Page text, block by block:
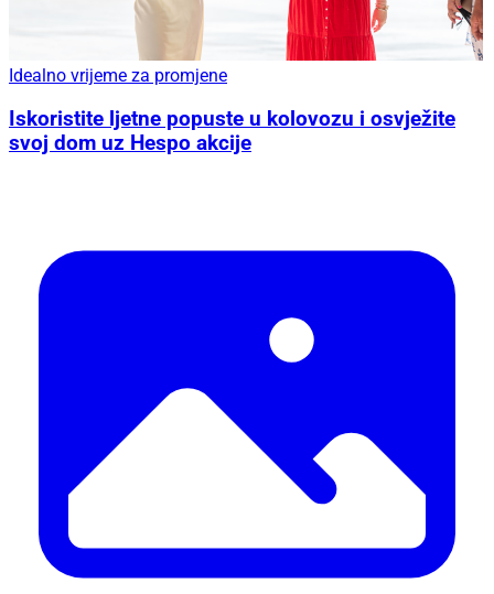
Idealno vrijeme za promjene
Iskoristite ljetne popuste u kolovozu i osvježite
svoj dom uz Hespo akcije